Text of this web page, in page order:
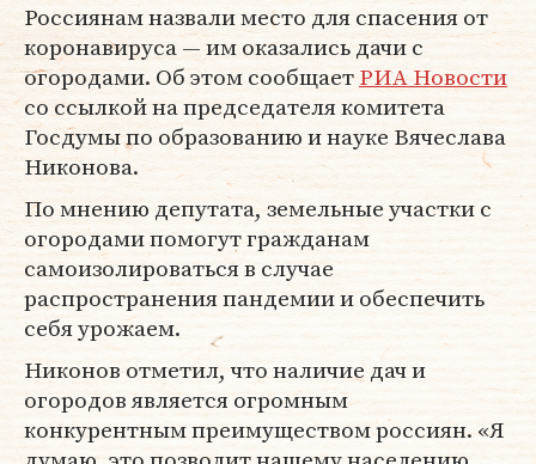
Россиянам назвали место для спасения от
коронавируса — им оказались дачи с
огородами. Об этом сообщаетРИА Новости
со ссылкой на председателя комитета
Госдумы по образованию и науке Вячеслава
Никонова.
По мнению депутата, земельные участки с
огородами помогут гражданам
самоизолироваться в случае
распространения пандемии и обеспечить
себя урожаем.
Никонов отметил, что наличие дач и
огородов является огромным
конкурентным преимуществом россиян. «Я